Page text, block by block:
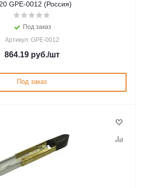
GPE-0012 (Россия)
Под заказ
Артикул: GPE-0012
864.19руб./шт
Под заказ